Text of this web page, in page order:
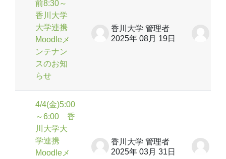
前8:30～
香川大学
大学連携
Moodleメ
ンテナン
スのお知
らせ
香川大学 管理者
2025年 08月 19日
4/4(金)5:00
～6:00 香
川大学大
学連携
Moodleメ
香川大学 管理者
2025年 03月 31日